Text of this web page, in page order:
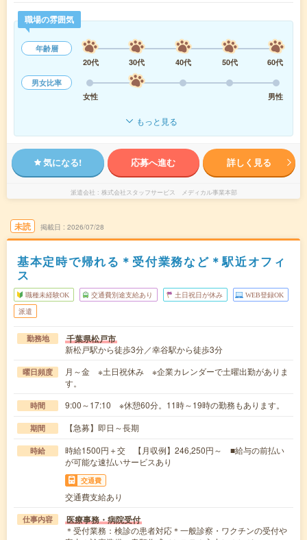
職場の雰囲気
年齢層
20代
30代 40代 50代
60代
男女比率
女性
男性
もっと見る
気になる! 応募へ進む 詳しく見る
派遣会社 株式会社スタッフサービス メディカル事業本部
未読 掲載日 2026/07/28
基本定時で帰れる＊受付業務など＊駅近オフィ
ス
職種未経験OK 交通費別途支給あり 土日祝日が休み WEB登録OK
派遣
勤務地 千葉県松戸市
新松戸駅から徒歩3分／幸谷駅から徒歩3分
曜日頻度
月～金 ※土日祝休み ※企業カレンダーで土曜出勤がありま
す。
時間 9:00～17:10 ※休憩60分。11時～19時の勤務もあります。
期間 【急募】即日～長期
時給
時給1500円＋交 【月収例】246,250円～ ■給与の前払い
が可能な速払いサービスあり
交通費
交通費支給あり
仕事内容 医療事務・病院受付
＊受付業務：検診の患者対応＊一般診察・ワクチンの受付や